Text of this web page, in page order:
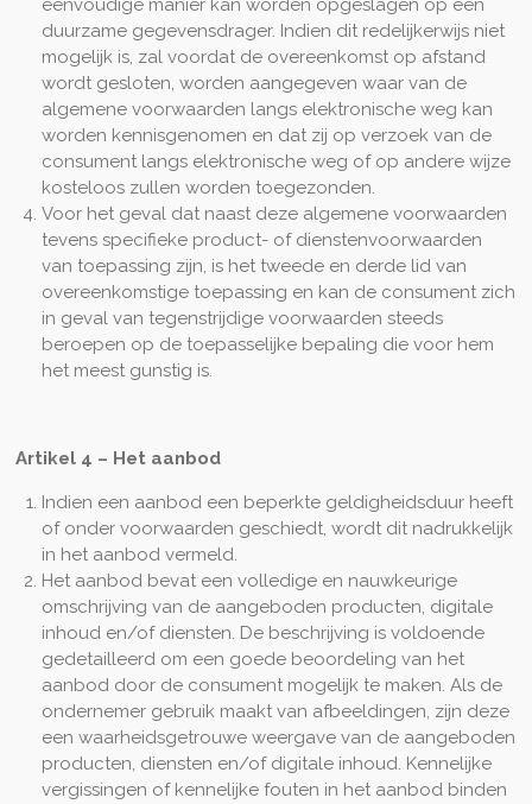
eenvoudige manier kan worden opgeslagen op een
duurzame gegevensdrager. Indien dit redelijkerwijs niet
mogelijk is, zal voordat de overeenkomst op afstand
wordt gesloten, worden aangegeven waar van de
algemene voorwaarden langs elektronische weg kan
worden kennisgenomen en dat zij op verzoek van de
consument langs elektronische weg of op andere wijze
kosteloos zullen worden toegezonden.
Voor het geval dat naast deze algemene voorwaarden
tevens specifieke product- of dienstenvoorwaarden
van toepassing zijn, is het tweede en derde lid van
overeenkomstige toepassing en kan de consument zich
in geval van tegenstrijdige voorwaarden steeds
beroepen op de toepasselijke bepaling die voor hem
het meest gunstig is.
Artikel 4 – Het aanbod
Indien een aanbod een beperkte geldigheidsduur heeft
of onder voorwaarden geschiedt, wordt dit nadrukkelijk
in het aanbod vermeld.
Het aanbod bevat een volledige en nauwkeurige
omschrijving van de aangeboden producten, digitale
inhoud en/of diensten. De beschrijving is voldoende
gedetailleerd om een goede beoordeling van het
aanbod door de consument mogelijk te maken. Als de
ondernemer gebruik maakt van afbeeldingen, zijn deze
een waarheidsgetrouwe weergave van de aangeboden
producten, diensten en/of digitale inhoud. Kennelijke
vergissingen of kennelijke fouten in het aanbod binden